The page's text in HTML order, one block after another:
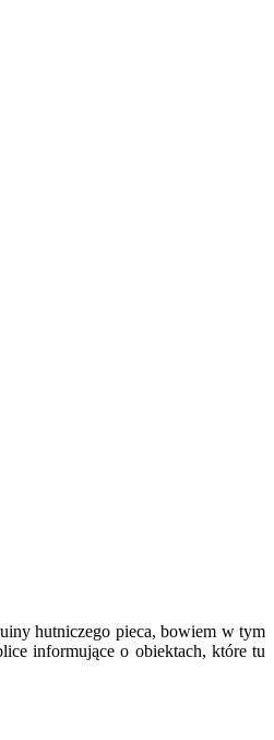
hutniczego pieca, bowiem w tym
informujące o obiektach, które tu